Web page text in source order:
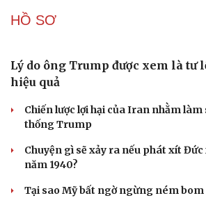
HỒ SƠ
Lý do ông Trump được xem là tư
hiệu quả
Chiến lược lợi hại của Iran nhằm làm
thống Trump
Chuyện gì sẽ xảy ra nếu phát xít
năm 1940?
Tại sao Mỹ bất ngờ ngừng ném